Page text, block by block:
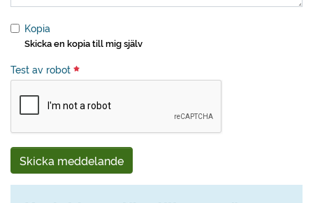
Kopia
Skicka en kopia till mig själv
Test av robot
Skicka meddelande